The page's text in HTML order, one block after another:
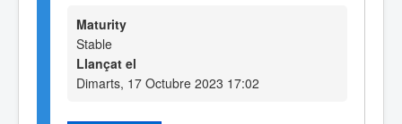
Maturity
Stable
Llançat el
Dimarts, 17 Octubre 2023 17:02